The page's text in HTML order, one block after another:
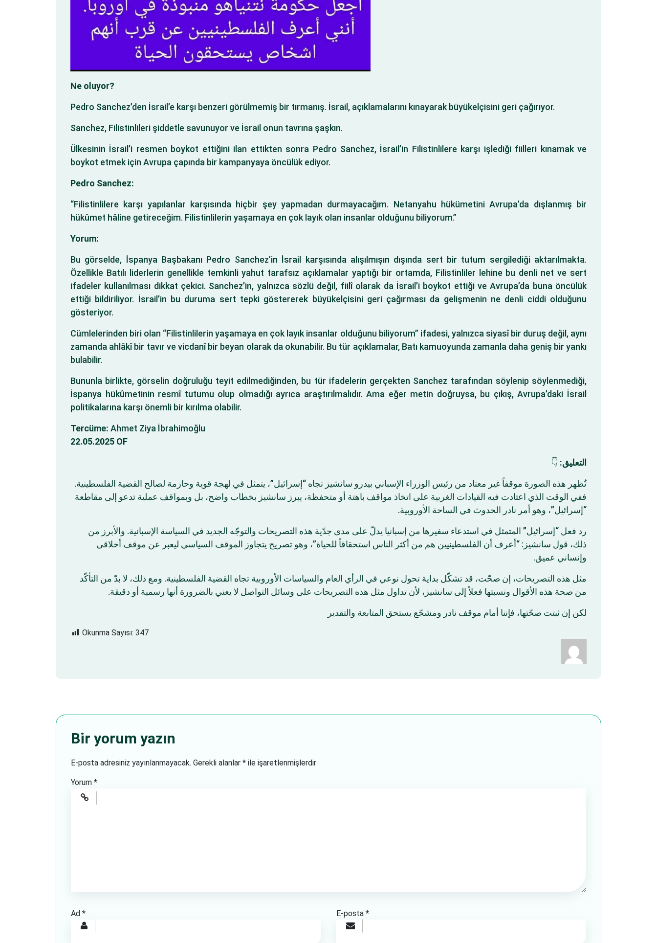
Ne oluyor?
Pedro Sanchez’den İsrail’e karşı benzeri görülmemiş bir tırmanış. İsrail, açıklamalarını kınayarak büyükelçisini geri çağırıyor.
Sanchez, Filistinlileri şiddetle savunuyor ve İsrail onun tavrına şaşkın.
Ülkesinin İsrail’i resmen boykot ettiğini ilan ettikten sonra Pedro Sanchez, İsrail’in Filistinlilere karşı işlediği fiilleri kınamak ve
boykot etmek için Avrupa çapında bir kampanyaya öncülük ediyor.
Pedro Sanchez:
“Filistinlilere karşı yapılanlar karşısında hiçbir şey yapmadan durmayacağım. Netanyahu hükümetini Avrupa’da dışlanmış bir
hükûmet hâline getireceğim. Filistinlilerin yaşamaya en çok layık olan insanlar olduğunu biliyorum.”
Yorum:
Bu görselde, İspanya Başbakanı Pedro Sanchez’in İsrail karşısında alışılmışın dışında sert bir tutum sergilediği aktarılmakta.
Özellikle Batılı liderlerin genellikle temkinli yahut tarafsız açıklamalar yaptığı bir ortamda, Filistinliler lehine bu denli net ve sert
ifadeler kullanılması dikkat çekici. Sanchez’in, yalnızca sözlü değil, fiilî olarak da İsrail’i boykot ettiği ve Avrupa’da buna öncülük
ettiği bildiriliyor. İsrail’in bu duruma sert tepki göstererek büyükelçisini geri çağırması da gelişmenin ne denli ciddi olduğunu
gösteriyor.
Cümlelerinden biri olan “Filistinlilerin yaşamaya en çok layık insanlar olduğunu biliyorum” ifadesi, yalnızca siyasî bir duruş değil, aynı
zamanda ahlâkî bir tavır ve vicdanî bir beyan olarak da okunabilir. Bu tür açıklamalar, Batı kamuoyunda zamanla daha geniş bir yankı
bulabilir.
Bununla birlikte, görselin doğruluğu teyit edilmediğinden, bu tür ifadelerin gerçekten Sanchez tarafından söylenip söylenmediği,
İspanya hükûmetinin resmî tutumu olup olmadığı ayrıca araştırılmalıdır. Ama eğer metin doğruysa, bu çıkış, Avrupa’daki İsrail
politikalarına karşı önemli bir kırılma olabilir.
Tercüme: Ahmet Ziya İbrahimoğlu
22.05.2025 OF
التعليق: 👇
تُظهر هذه الصورة موقفاً غير معتاد من رئيس الوزراء الإسباني بيدرو سانشيز تجاه “إسرائيل”، يتمثل في لهجة قوية وحازمة لصالح القضية الفلسطينية.
ففي الوقت الذي اعتادت فيه القيادات الغربية على اتخاذ مواقف باهتة أو متحفظة، يبرز سانشيز بخطاب واضح، بل وبمواقف عملية تدعو إلى مقاطعة
“إسرائيل”، وهو أمر نادر الحدوث في الساحة الأوروبية.
رد فعل “إسرائيل” المتمثل في استدعاء سفيرها من إسبانيا يدلّ على مدى جدّية هذه التصريحات والتوجّه الجديد في السياسة الإسبانية. والأبرز من
ذلك، قول سانشيز: “أعرف أن الفلسطينيين هم من أكثر الناس استحقاقاً للحياة”، وهو تصريح يتجاوز الموقف السياسي ليعبر عن موقف أخلاقي
وإنساني عميق.
مثل هذه التصريحات، إن صحّت، قد تشكّل بداية تحول نوعي في الرأي العام والسياسات الأوروبية تجاه القضية الفلسطينية. ومع ذلك، لا بدّ من التأكّد
من صحة هذه الأقوال ونسبتها فعلاً إلى سانشيز، لأن تداول مثل هذه التصريحات على وسائل التواصل لا يعني بالضرورة أنها رسمية أو دقيقة.
لكن إن ثبتت صحّتها، فإننا أمام موقف نادر ومشجّع يستحق المتابعة والتقدير
Okunma Sayısı: 347
Bir yorum yazın
E-posta adresiniz yayınlanmayacak. Gerekli alanlar * ile işaretlenmişlerdir
Yorum *
Ad * E-posta *